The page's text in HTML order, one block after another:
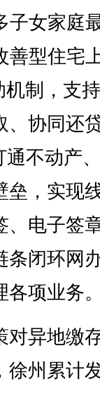
子女家庭
善型住宅
机制，支
、协同还
通不动产
垒，实现
、电子签
条闭环网
各项业务
异地缴
徐州累计